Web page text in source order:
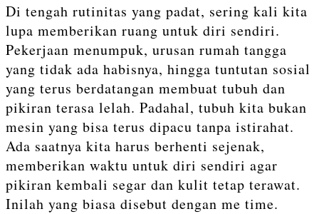
Di tengah rutinitas yang padat, sering kali kita
lupa memberikan ruang untuk diri sendiri.
Pekerjaan menumpuk, urusan rumah tangga
yang tidak ada habisnya, hingga tuntutan sosial
yang terus berdatangan membuat tubuh dan
pikiran terasa lelah. Padahal, tubuh kita bukan
mesin yang bisa terus dipacu tanpa istirahat.
Ada saatnya kita harus berhenti sejenak,
memberikan waktu untuk diri sendiri agar
pikiran kembali segar dan kulit tetap terawat.
Inilah yang biasa disebut dengan me time.